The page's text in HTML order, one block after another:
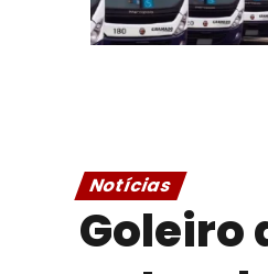
Notícias
Goleiro